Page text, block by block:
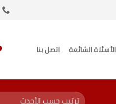
الأسئلة الشائعة اتصل بنا